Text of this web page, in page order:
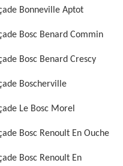
Bonneville Aptot
Bosc Benard Commin
Bosc Benard Crescy
Boscherville
Le Bosc Morel
Bosc Renoult En Ouche
Bosc Renoult En